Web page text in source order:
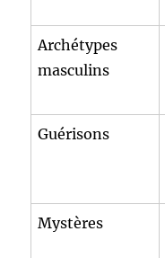
Archétypes
masculins
Guérisons
Mystères